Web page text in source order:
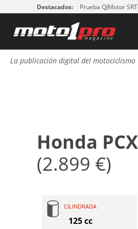
Destacados: Prueba QJMotor
La publicación digital del motociclismo
Honda
(2.899 €)
CILINDRADA
125 cc